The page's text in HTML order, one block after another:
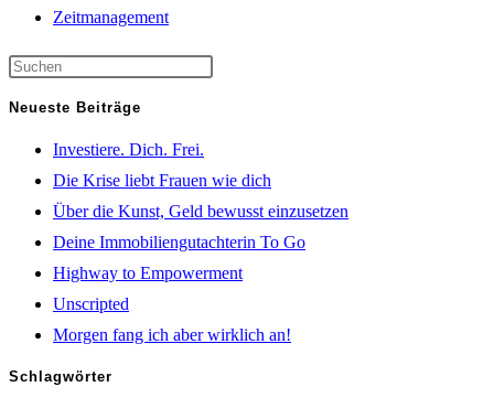
Zeitmanagement
Neueste Beiträge
Investiere. Dich. Frei.
Die Krise liebt Frauen wie dich
Über die Kunst, Geld bewusst einzusetzen
Deine Immobiliengutachterin To Go
Highway to Empowerment
Unscripted
Morgen fang ich aber wirklich an!
Schlagwörter